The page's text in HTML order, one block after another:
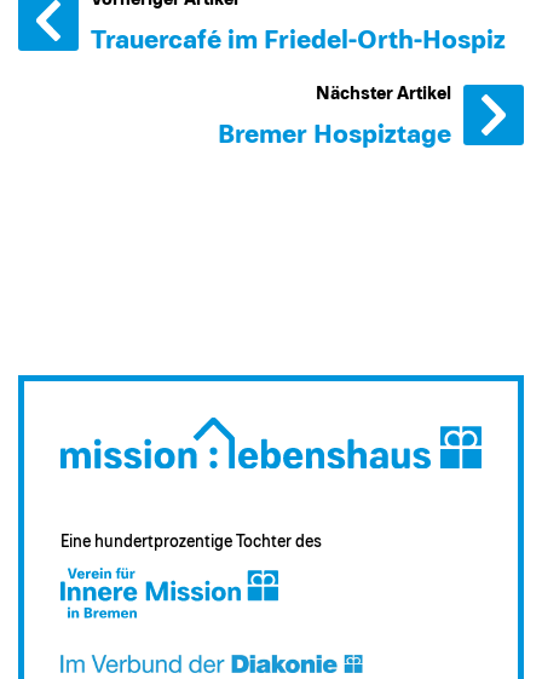
Trauercafé im Friedel-Orth-Hospiz
Nächster Artikel
Bremer Hospiztage
Eine hundertprozentige Tochter des